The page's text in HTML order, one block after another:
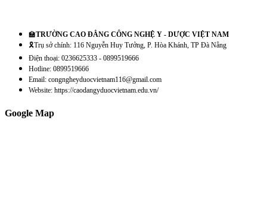
🏫TRƯỜNG CAO ĐẲNG CÔNG NGHỆ Y - DƯỢC VIỆT NAM
🎗️Trụ sở chính: 116 Nguyễn Huy Tưởng, P. Hòa Khánh, TP Đà Nẵng
Điện thoại: 0236625333 - 0899519666
Hotline: 0899519666
Email: congngheyduocvietnam116@gmail.com
Website: https://caodangyduocvietnam.edu.vn/
Google Map